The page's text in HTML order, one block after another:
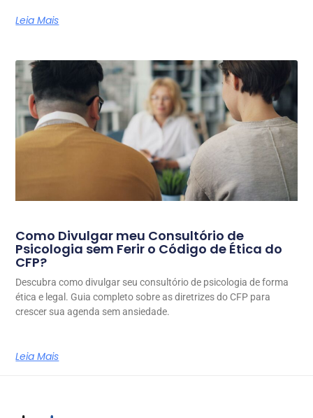
Leia Mais
Como Divulgar meu Consultório de
Psicologia sem Ferir o Código de Ética do
CFP?
Descubra como divulgar seu consultório de psicologia de forma
ética e legal. Guia completo sobre as diretrizes do CFP para
crescer sua agenda sem ansiedade.
Leia Mais